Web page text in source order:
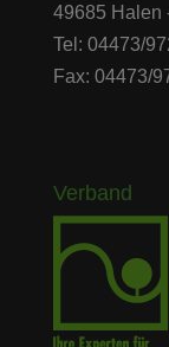
49685 Halen
Tel: 04473/
Fax: 04473/
Verband